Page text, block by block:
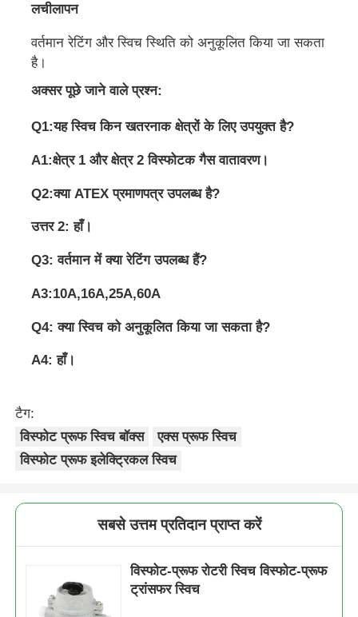
लचीलापन
वर्तमान रेटिंग और स्विच स्थिति को अनुकूलित किया जा सकता
है।
अक्सर पूछे जाने वाले प्रश्न:
Q1:यह स्विच किन खतरनाक क्षेत्रों के लिए उपयुक्त है?
A1:क्षेत्र 1 और क्षेत्र 2 विस्फोटक गैस वातावरण।
Q2:क्या ATEX प्रमाणपत्र उपलब्ध है?
उत्तर 2: हाँ।
Q3: वर्तमान में क्या रेटिंग उपलब्ध हैं?
A3:10A,16A,25A,60A
Q4: क्या स्विच को अनुकूलित किया जा सकता है?
A4: हाँ।
टैग:
विस्फोट प्रूफ स्विच बॉक्स
एक्स प्रूफ स्विच
विस्फोट प्रूफ इलेक्ट्रिकल स्विच
सबसे उत्तम प्रतिदान प्राप्त करें
विस्फोट-प्रूफ रोटरी स्विच विस्फोट-प्रूफ
ट्रांसफर स्विच